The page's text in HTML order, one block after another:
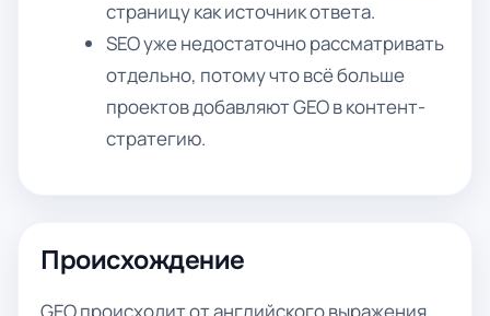
страницу как источник ответа.
SEO уже недостаточно рассматривать
отдельно, потому что всё больше
проектов добавляют GEO в контент-
стратегию.
Происхождение